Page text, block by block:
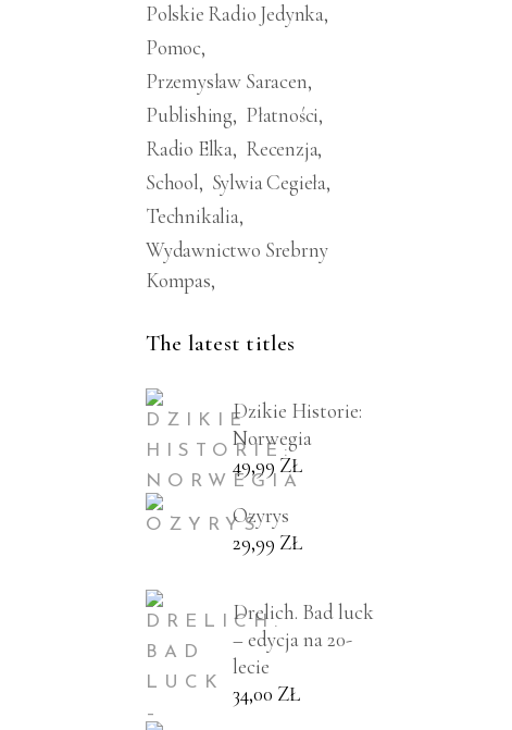
Polskie Radio Jedynka
Pomoc
Przemysław Saracen
Publishing
Płatności
Radio Elka Recenzja
School
Sylwia Cegieła
Technikalia
Wydawnictwo Srebrny
Kompas
The latest titles
Dzikie Historie:
Norwegia
49,99 ZŁ
Ozyrys
29,99 ZŁ
Drelich. Bad luck
– edycja na 20-
lecie
34,00 ZŁ